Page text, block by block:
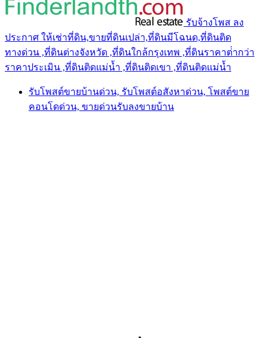
รับจ้างโพส ลง
ประกาศ ให้เช่าที่ดิน,ขายที่ดินเปล่า,ที่ดินมีโฉนด,ที่ดินติด
ทางด่วน ,ที่ดินต่างจังหวัด ,ที่ดินใกล้กรุงเทพ ,ที่ดินราคาต่ํากว่า
ราคาประเมิน ,ที่ดินติดแม่น้ำ ,ที่ดินติดเขา ,ที่ดินติดแม่น้ำ
รับโพสต์ขายบ้านด่วน, รับโพสต์อสังหาด่วน, โพสต์ขาย
คอนโดด่วน, ขายด่วนรับลงขายบ้าน